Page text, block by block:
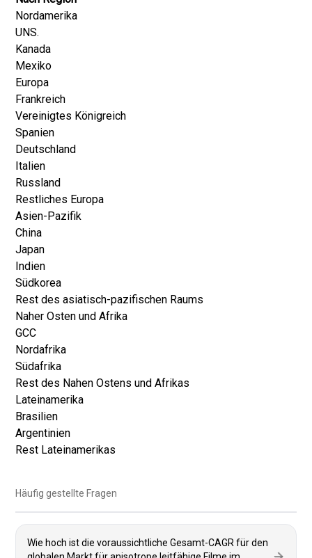
Nordamerika
UNS.
Kanada
Mexiko
Europa
Frankreich
Vereinigtes Königreich
Spanien
Deutschland
Italien
Russland
Restliches Europa
Asien-Pazifik
China
Japan
Indien
Südkorea
Rest des asiatisch-pazifischen Raums
Naher Osten und Afrika
GCC
Nordafrika
Südafrika
Rest des Nahen Ostens und Afrikas
Lateinamerika
Brasilien
Argentinien
Rest Lateinamerikas
Häufig gestellte Fragen
Wie hoch ist die voraussichtliche Gesamt-CAGR für den